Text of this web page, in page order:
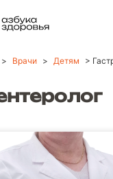
> Врачи > Детям >